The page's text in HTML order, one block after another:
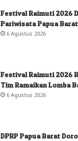
Festival Raimuti 2026
Pariwisata Papua Barat
6 Agustus 2026
Festival Raimuti 2026
Tim Ramaikan Lomba
6 Agustus 2026
DPRP Papua Barat